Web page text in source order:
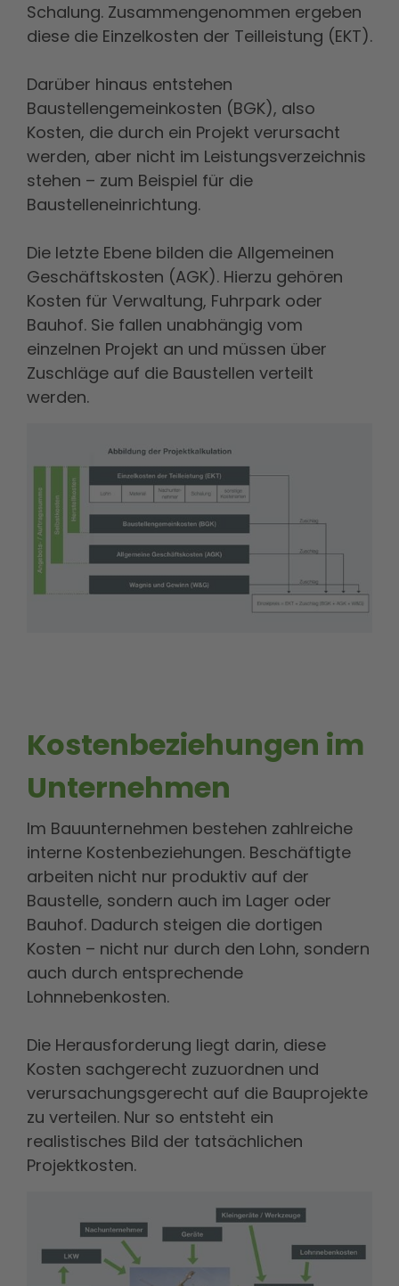
Schalung. Zusammengenommen ergeben
diese die Einzelkosten der Teilleistung (EKT).
Darüber hinaus entstehen
Baustellengemeinkosten (BGK), also
Kosten, die durch ein Projekt verursacht
werden, aber nicht im Leistungsverzeichnis
stehen – zum Beispiel für die
Baustelleneinrichtung.
Die letzte Ebene bilden die Allgemeinen
Geschäftskosten (AGK). Hierzu gehören
Kosten für Verwaltung, Fuhrpark oder
Bauhof. Sie fallen unabhängig vom
einzelnen Projekt an und müssen über
Zuschläge auf die Baustellen verteilt
werden.
Kostenbeziehungen im
Unternehmen
Im Bauunternehmen bestehen zahlreiche
interne Kostenbeziehungen. Beschäftigte
arbeiten nicht nur produktiv auf der
Baustelle, sondern auch im Lager oder
Bauhof. Dadurch steigen die dortigen
Kosten – nicht nur durch den Lohn, sondern
auch durch entsprechende
Lohnnebenkosten.
Die Herausforderung liegt darin, diese
Kosten sachgerecht zuzuordnen und
verursachungsgerecht auf die Bauprojekte
zu verteilen. Nur so entsteht ein
realistisches Bild der tatsächlichen
Projektkosten.